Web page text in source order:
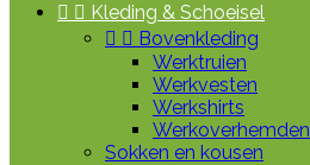
  Kleding & Schoeisel
  Bovenkleding
Werktruien
Werkvesten
Werkshirts
Werkoverhemden
Sokken en kousen